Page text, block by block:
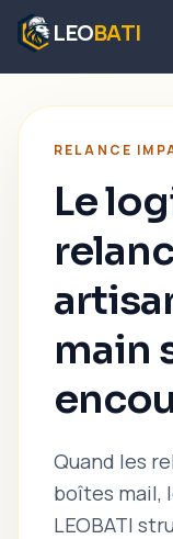
LEOBATI
RELANCE
Le
main
Quand les
boîtes mail,
LEOBATI